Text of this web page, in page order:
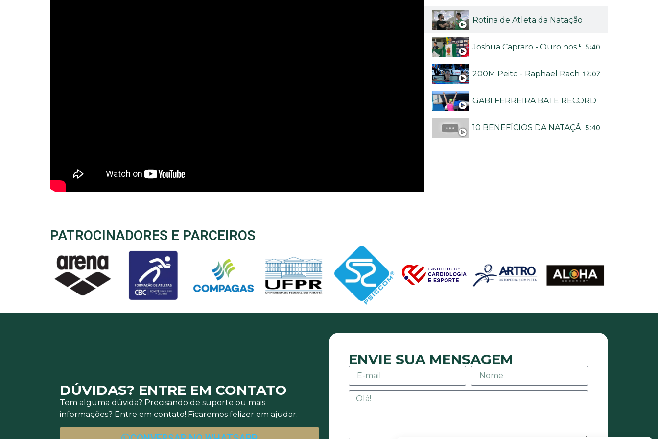
Rotina de Atleta da Natação
Joshua Capraro - Ouro nos 50M livre no
5:40
200M Peito - Raphael Rached no Troféu Brasil
12:07
GABI FERREIRA BATE RECORDE BRASILEIRO
10 BENEFÍCIOS DA NATAÇÃO - CANAL NADA
5:40
PATROCINADORES E PARCEIROS
DÚVIDAS? ENTRE EM CONTATO
Tem alguma dúvida? Precisando de suporte ou mais
informações? Entre em contato! Ficaremos felizer em ajudar.
ENVIE SUA MENSAGEM